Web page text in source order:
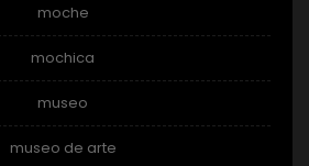
moche
mochica
museo
museo de arte